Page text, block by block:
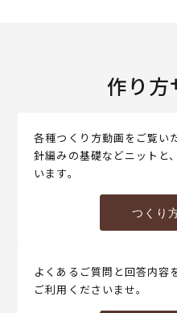
作り方
各種つくり方動画をご覧い
針編みの基礎などニットと
います。
つくり
よくあるご質問と回答内容
ご利用くださいませ。